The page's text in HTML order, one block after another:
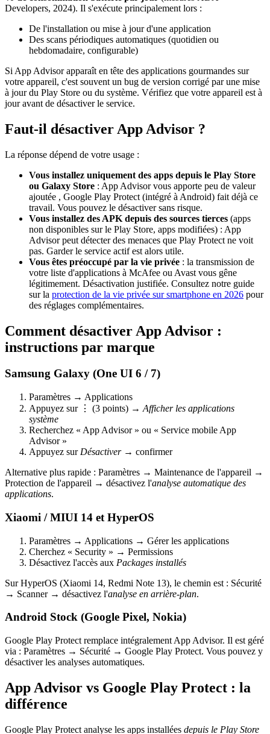
Developers, 2024). Il s'exécute principalement lors :
De l'installation ou mise à jour d'une application
Des scans périodiques automatiques (quotidien ou
hebdomadaire, configurable)
Si App Advisor apparaît en tête des applications gourmandes sur
votre appareil, c'est souvent un bug de version corrigé par une mise
à jour du Play Store ou du système. Vérifiez que votre appareil est à
jour avant de désactiver le service.
Faut-il désactiver App Advisor ?
La réponse dépend de votre usage :
Vous installez uniquement des apps depuis le Play Store
ou Galaxy Store : App Advisor vous apporte peu de valeur
ajoutée , Google Play Protect (intégré à Android) fait déjà ce
travail. Vous pouvez le désactiver sans risque.
Vous installez des APK depuis des sources tierces (apps
non disponibles sur le Play Store, apps modifiées) : App
Advisor peut détecter des menaces que Play Protect ne voit
pas. Garder le service actif est alors utile.
Vous êtes préoccupé par la vie privée : la transmission de
votre liste d'applications à McAfee ou Avast vous gêne
légitimement. Désactivation justifiée. Consultez notre guide
sur la protection de la vie privée sur smartphone en 2026 pour
des réglages complémentaires.
Comment désactiver App Advisor :
instructions par marque
Samsung Galaxy (One UI 6 / 7)
Paramètres → Applications
Appuyez sur ⋮ (3 points) → Afficher les applications
système
Recherchez « App Advisor » ou « Service mobile App
Advisor »
Appuyez sur Désactiver→ confirmer
Alternative plus rapide : Paramètres → Maintenance de l'appareil →
Protection de l'appareil → désactivez l'analyse automatique des
applications.
Xiaomi / MIUI 14 et HyperOS
Paramètres → Applications → Gérer les applications
Cherchez « Security » → Permissions
Désactivez l'accès aux Packages installés
Sur HyperOS (Xiaomi 14, Redmi Note 13), le chemin est : Sécurité
→ Scanner → désactivez l'analyse en arrière-plan.
Android Stock (Google Pixel, Nokia)
Google Play Protect remplace intégralement App Advisor. Il est géré
via : Paramètres → Sécurité → Google Play Protect. Vous pouvez y
désactiver les analyses automatiques.
App Advisor vs Google Play Protect : la
différence
Google Play Protect analyse les apps installées depuis le Play Store